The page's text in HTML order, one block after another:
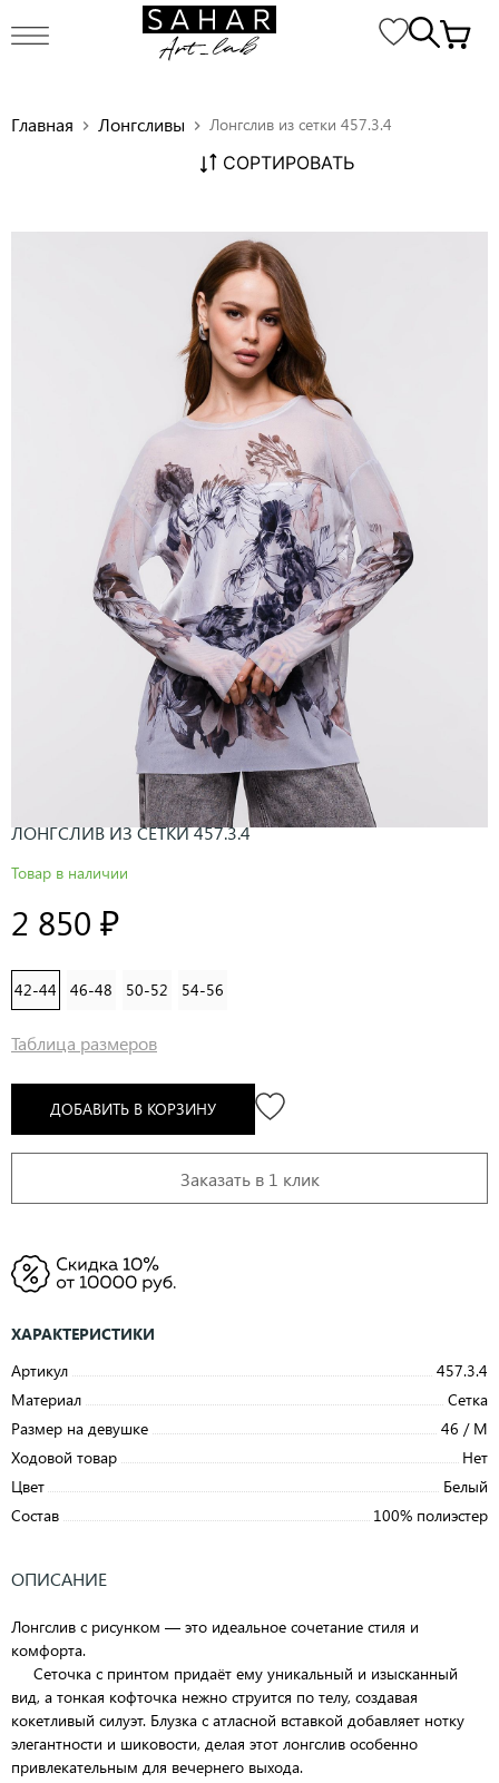
Главная chevron_right Лонгсливы chevron_right Лонгслив из сетки 457.3.4
СОРТИРОВАТЬ
ЛОНГСЛИВ ИЗ СЕТКИ 457.3.4
Товар в наличии
2 850 ₽
42-44 46-48 50-52 54-56
Таблица размеров
ДОБАВИТЬ В КОРЗИНУ
Заказать в 1 клик
ХАРАКТЕРИСТИКИ
Артикул
457.3.4
Материал
Сетка
Размер на девушке
46 / M
Ходовой товар
Нет
Цвет
Белый
Состав
100% полиэстер
ОПИСАНИЕ
Лонгслив с рисунком — это идеальное сочетание стиля и
комфорта.
Сеточка с принтом придаёт ему уникальный и изысканный
вид, а тонкая кофточка нежно струится по телу, создавая
кокетливый силуэт. Блузка с атласной вставкой добавляет нотку
элегантности и шиковости, делая этот лонгслив особенно
привлекательным для вечернего выхода.